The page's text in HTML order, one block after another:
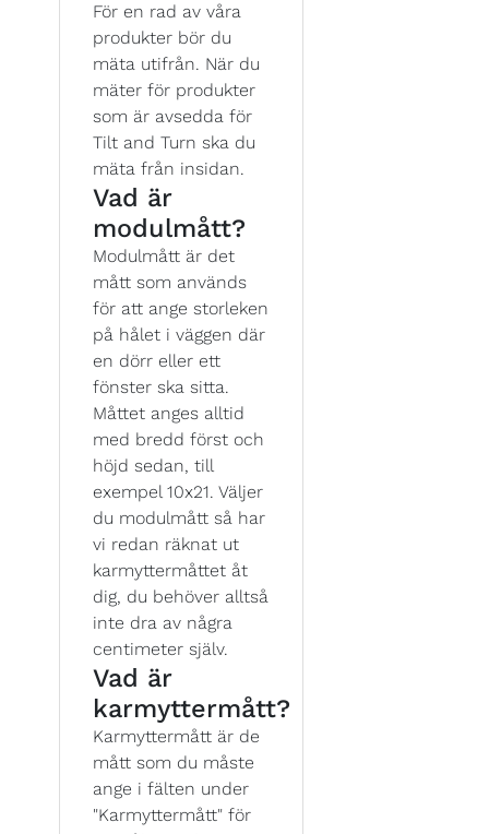
För en rad av våra
produkter bör du
mäta utifrån. När du
mäter för produkter
som är avsedda för
Tilt and Turn ska du
mäta från insidan.
Vad är
modulmått?
Modulmått är det
mått som används
för att ange storleken
på hålet i väggen där
en dörr eller ett
fönster ska sitta.
Måttet anges alltid
med bredd först och
höjd sedan, till
exempel 10x21. Väljer
du modulmått så har
vi redan räknat ut
karmyttermåttet åt
dig, du behöver alltså
inte dra av några
centimeter själv.
Vad är
karmyttermått?
Karmyttermått är de
mått som du måste
ange i fälten under
"Karmyttermått" för